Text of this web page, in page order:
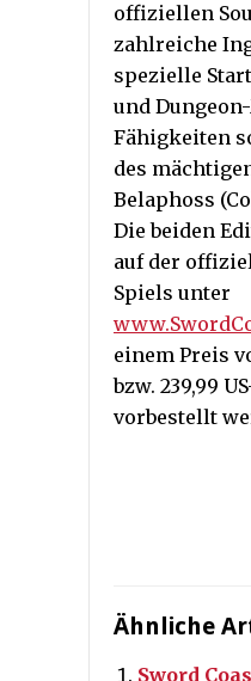
offiziellen
zahlreiche
spezielle
und
Fähigkeiten
des
Belaphoss
Die beiden
auf der
Spiels unter
einem Preis
bzw. 239,99
vorbestellt
Ähnliche
Sword